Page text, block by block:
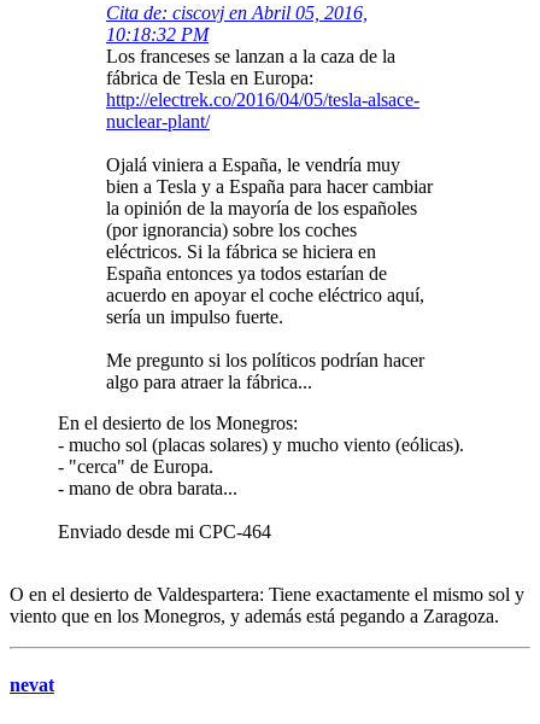
Cita de: ciscovj en Abril 05, 2016,
10:18:32 PM
Los franceses se lanzan a la caza de la
fábrica de Tesla en Europa:
http://electrek.co/2016/04/05/tesla-alsace-
nuclear-plant/
Ojalá viniera a España, le vendría muy
bien a Tesla y a España para hacer cambiar
la opinión de la mayoría de los españoles
(por ignorancia) sobre los coches
eléctricos. Si la fábrica se hiciera en
España entonces ya todos estarían de
acuerdo en apoyar el coche eléctrico aquí,
sería un impulso fuerte.
Me pregunto si los políticos podrían hacer
algo para atraer la fábrica...
En el desierto de los Monegros:
- mucho sol (placas solares) y mucho viento (eólicas).
- "cerca" de Europa.
- mano de obra barata...
Enviado desde mi CPC-464
O en el desierto de Valdespartera: Tiene exactamente el mismo sol y
viento que en los Monegros, y además está pegando a Zaragoza.
nevat